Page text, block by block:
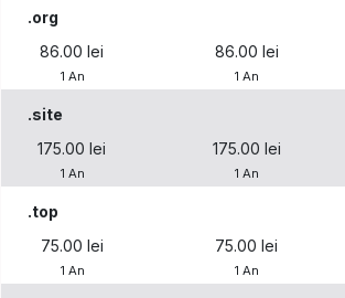
.org
86.00 lei
1 An
86.00 lei
1 An
.site
175.00 lei
1 An
175.00 lei
1 An
.top
75.00 lei
1 An
75.00 lei
1 An